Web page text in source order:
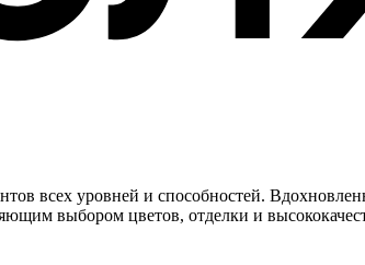
всех уровней и способностей.
выбором цветов, отделки и